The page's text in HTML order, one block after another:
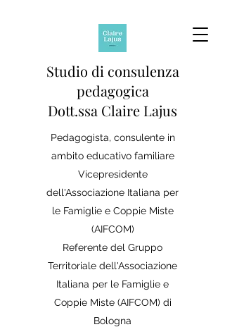
Studio di consulenza
pedagogica
Dott.ssa Claire Lajus
Pedagogista, consulente in
ambito educativo familiare
Vicepresidente
dell'Associazione Italiana per
le Famiglie e Coppie Miste
(AIFCOM)
Referente del Gruppo
Territoriale dell'Associazione
Italiana per le Famiglie e
Coppie Miste (AIFCOM) di
Bologna